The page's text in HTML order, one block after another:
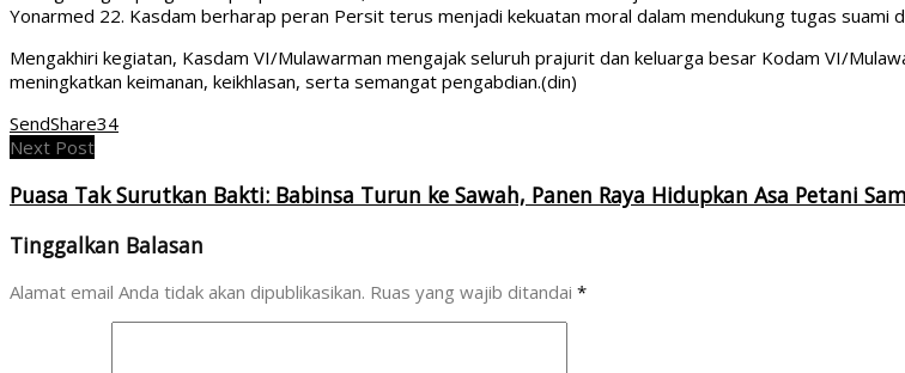
Yonarmed 22. Kasdam berharap peran Persit terus menjadi kekuatan moral dalam mendukung tugas suami
Mengakhiri kegiatan, Kasdam VI/Mulawarman mengajak seluruh prajurit dan keluarga besar Kodam VI/
meningkatkan keimanan, keikhlasan, serta semangat pengabdian.(din)
SendShare34
Next Post
Puasa Tak Surutkan Bakti: Babinsa Turun ke Sawah, Panen Raya Hidupkan Asa Petani
Tinggalkan Balasan
Alamat email Anda tidak akan dipublikasikan. Ruas yang wajib ditandai *